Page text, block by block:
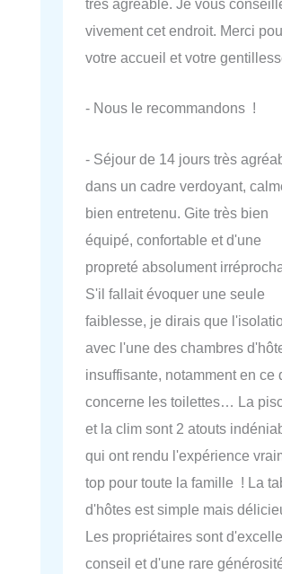
très agréable. Je vous
vivement cet endroit. Merci
votre accueil et votre
- Nous le recommandons !
- Séjour de 14 jours très
dans un cadre verdoyant,
bien entretenu. Gite très bien
équipé, confortable et d'une
propreté absolument
S'il fallait évoquer une seule
faiblesse, je dirais que
avec l'une des chambres
insuffisante, notamment en ce
concerne les toilettes… La
et la clim sont 2 atouts
qui ont rendu l'expérience
top pour toute la famille ! La
d'hôtes est simple mais
Les propriétaires sont
conseil et d'une rare